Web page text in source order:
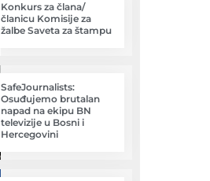
Konkurs za člana/
članicu Komisije za
žalbe Saveta za štampu
SafeJournalists:
Osuđujemo brutalan
napad na ekipu BN
televizije u Bosni i
Hercegovini